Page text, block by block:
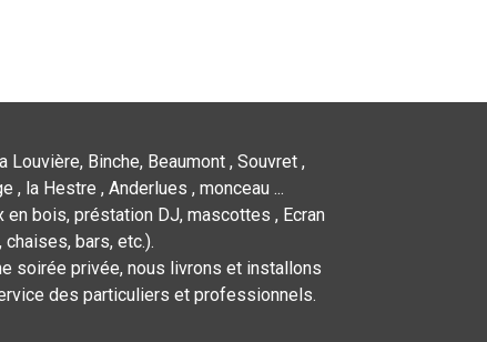
Binche, Beaumont , Souvret ,
, la Hestre , Anderlues , monceau ...
bois, préstation DJ, mascottes , Ecran
bars, etc.).
soirée privée, nous livrons et installons
des particuliers et professionnels.